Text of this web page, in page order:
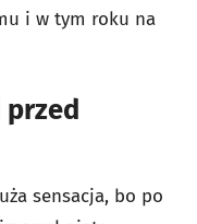
i w tym roku na
przed
sensacja, bo po